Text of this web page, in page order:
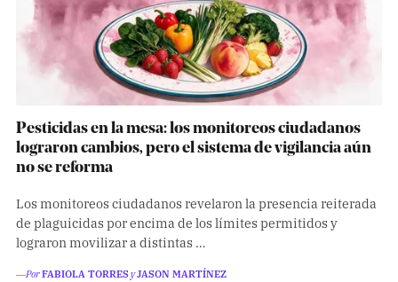
Pesticidas en la mesa: los monitoreos ciudadanos
lograron cambios, pero el sistema de vigilancia aún
no se reforma
Los monitoreos ciudadanos revelaron la presencia reiterada
de plaguicidas por encima de los límites permitidos y
lograron movilizar a distintas …
―PorFABIOLA TORRESyJASON MARTÍNEZ